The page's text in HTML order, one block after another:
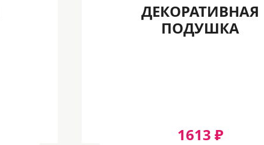
ДЕКОРАТИВНАЯ
ПОДУШКА
1613 ₽